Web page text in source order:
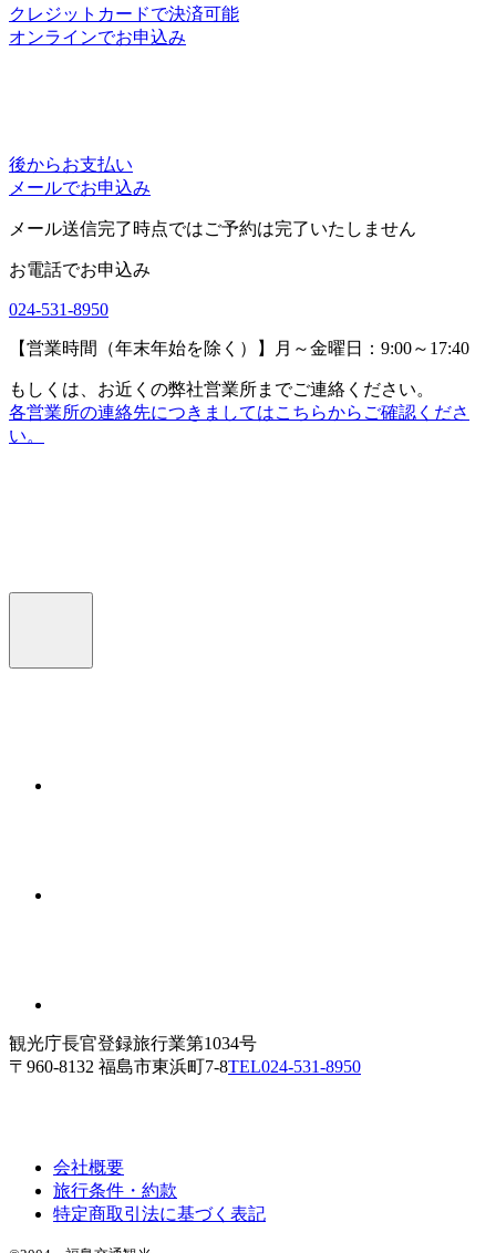
クレジットカードで決済可能
オンラインでお申込み
後からお支払い
メールでお申込み
メール送信完了時点ではご予約は完了いたしません
お電話でお申込み
024-531-8950
【営業時間（年末年始を除く）】月～金曜日：9:00～17:40
もしくは、お近くの弊社営業所までご連絡ください。
各営業所の連絡先につきましてはこちらからご確認くださ
い。
観光庁長官登録旅行業第1034号
〒960-8132 福島市東浜町7-8TEL024-531-8950
会社概要
旅行条件・約款
特定商取引法に基づく表記